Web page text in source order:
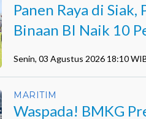
Panen Raya di
Binaan BI Naik 10
Senin, 03 Agustus 2026 18:10
MARITIM
Waspada! BMKG